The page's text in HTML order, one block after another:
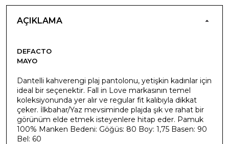
AÇIKLAMA
DEFACTO
MAYO
Dantelli kahverengi plaj pantolonu, yetişkin kadınlar için
ideal bir seçenektir. Fall in Love markasının temel
koleksiyonunda yer alır ve regular fit kalıbıyla dikkat
çeker. İlkbahar/Yaz mevsiminde plajda şık ve rahat bir
görünüm elde etmek isteyenlere hitap eder. Pamuk
100% Manken Bedeni: Göğüs: 80 Boy: 1,75 Basen: 90
Bel: 60